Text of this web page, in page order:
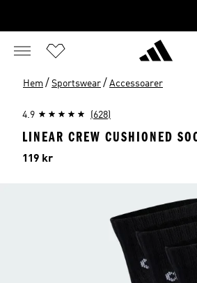
Hem / Sportswear / Accessoarer
4.9 (628)
LINEAR CREW CUSHIONED
Pris
119 kr